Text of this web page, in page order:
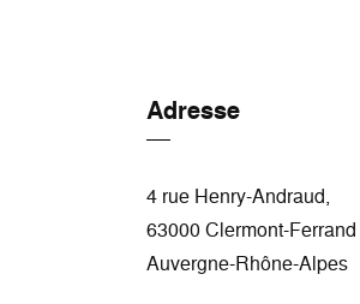
Adresse
4 rue Henry-Andraud,
63000 Clermont-Ferrand
Auvergne-Rhône-Alpes